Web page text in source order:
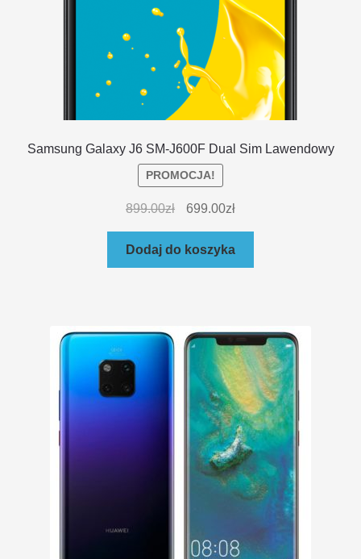
Samsung Galaxy J6 SM-J600F Dual Sim Lawendowy
PROMOCJA!
899.00zł 699.00zł
Dodaj do koszyka